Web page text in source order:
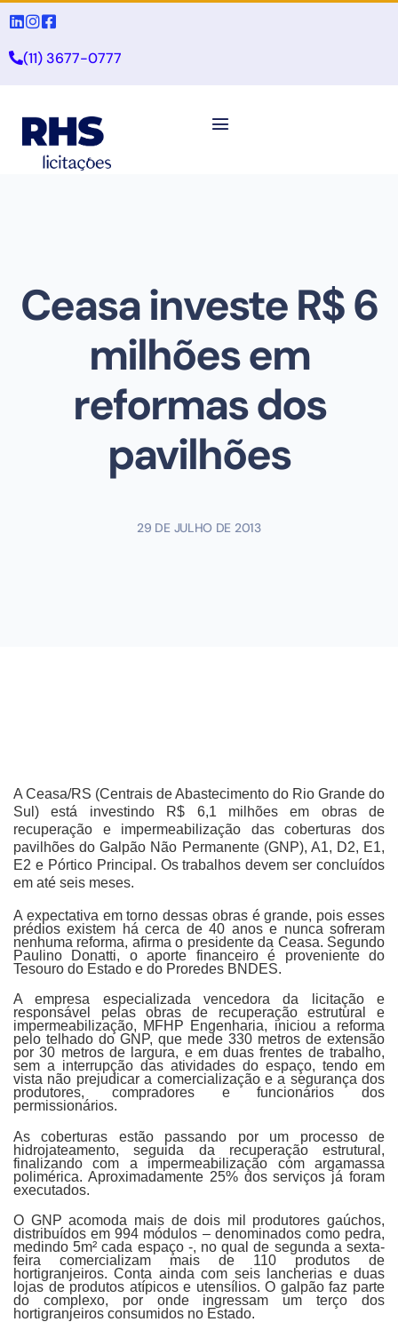
(11) 3677-0777
Ceasa investe R$ 6
milhões em
reformas dos
pavilhões
29 DE JULHO DE 2013
A Ceasa/RS (Centrais de Abastecimento do Rio Grande do
Sul) está investindo R$ 6,1 milhões em obras de
recuperação e impermeabilização das coberturas dos
pavilhões do Galpão Não Permanente (GNP), A1, D2, E1,
E2 e Pórtico Principal. Os trabalhos devem ser concluídos
em até seis meses.
A expectativa em torno dessas obras é grande, pois esses
prédios existem há cerca de 40 anos e nunca sofreram
nenhuma reforma, afirma o presidente da Ceasa. Segundo
Paulino Donatti, o aporte financeiro é proveniente do
Tesouro do Estado e do Proredes BNDES.
A empresa especializada vencedora da licitação e
responsável pelas obras de recuperação estrutural e
impermeabilização, MFHP Engenharia, iniciou a reforma
pelo telhado do GNP, que mede 330 metros de extensão
por 30 metros de largura, e em duas frentes de trabalho,
sem a interrupção das atividades do espaço, tendo em
vista não prejudicar a comercialização e a segurança dos
produtores, compradores e funcionários dos
permissionários.
As coberturas estão passando por um processo de
hidrojateamento, seguida da recuperação estrutural,
finalizando com a impermeabilização com argamassa
polimérica. Aproximadamente 25% dos serviços já foram
executados.
O GNP acomoda mais de dois mil produtores gaúchos,
distribuídos em 994 módulos – denominados como pedra,
medindo 5m² cada espaço -, no qual de segunda a sexta-
feira comercializam mais de 110 produtos de
hortigranjeiros. Conta ainda com seis lancherias e duas
lojas de produtos atípicos e utensílios. O galpão faz parte
do complexo, por onde ingressam um terço dos
hortigranjeiros consumidos no Estado.